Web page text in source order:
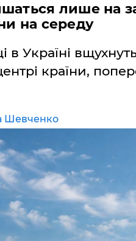
лише на
на середу
в Україні
країни,
Шевченко